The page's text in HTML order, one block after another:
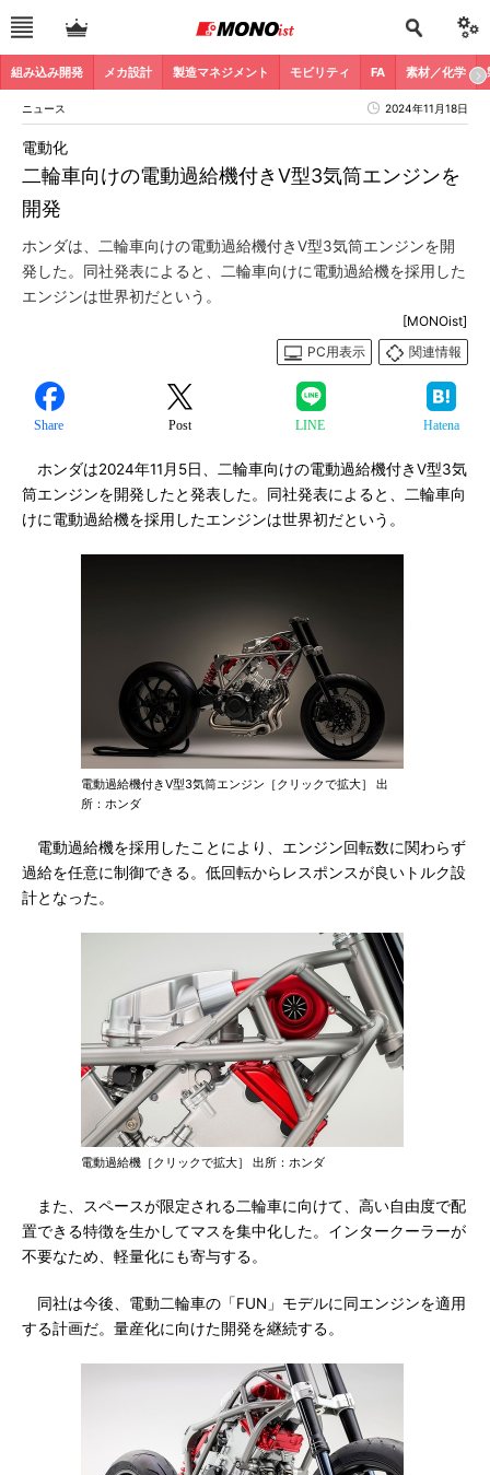
組み込み開発 メカ設計 製造マネジメント モビリティ FA 素材／化学
ニュース 2024年11月18日
二輪車向けの電動過給機付きV型3気筒エンジンを
開発
電動化
ホンダは、二輪車向けの電動過給機付きV型3気筒エンジンを開
発した。同社発表によると、二輪車向けに電動過給機を採用した
エンジンは世界初だという。
[MONOist]
PC用表示
関連情報
Share Post LINE Hatena
ホンダは2024年11月5日、二輪車向けの電動過給機付きV型3気
筒エンジンを開発したと発表した。同社発表によると、二輪車向
けに電動過給機を採用したエンジンは世界初だという。
電動過給機付きV型3気筒エンジン［クリックで拡大］ 出
所：ホンダ
電動過給機を採用したことにより、エンジン回転数に関わらず
過給を任意に制御できる。低回転からレスポンスが良いトルク設
計となった。
電動過給機［クリックで拡大］ 出所：ホンダ
また、スペースが限定される二輪車に向けて、高い自由度で配
置できる特徴を生かしてマスを集中化した。インタークーラーが
不要なため、軽量化にも寄与する。
同社は今後、電動二輪車の「FUN」モデルに同エンジンを適用
する計画だ。量産化に向けた開発を継続する。